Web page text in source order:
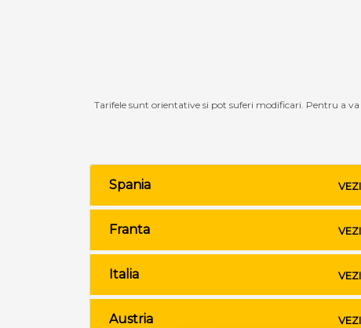
Tarifele sunt orientative si pot suferi modificari. Pentru a
Spania
Franta
Italia
Austria